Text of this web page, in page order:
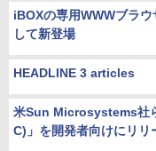
iBOXの専用WWWブラ
して新登場
HEADLINE 3 articles
米Sun Microsystems社
C)」を開発者向けにリリ